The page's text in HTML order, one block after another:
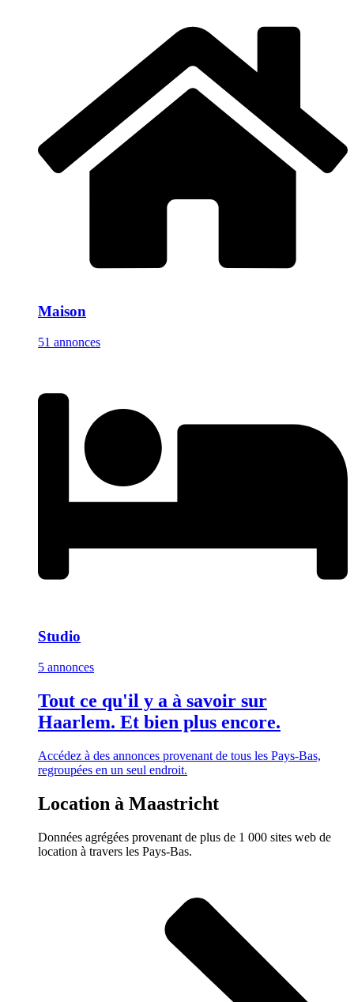
Maison
51 annonces
Studio
5 annonces
Tout ce qu'il y a à savoir sur
Haarlem. Et bien plus encore.
Accédez à des annonces provenant de tous les Pays-Bas,
regroupées en un seul endroit.
Location à Maastricht
Données agrégées provenant de plus de 1 000 sites web de
location à travers les Pays-Bas.